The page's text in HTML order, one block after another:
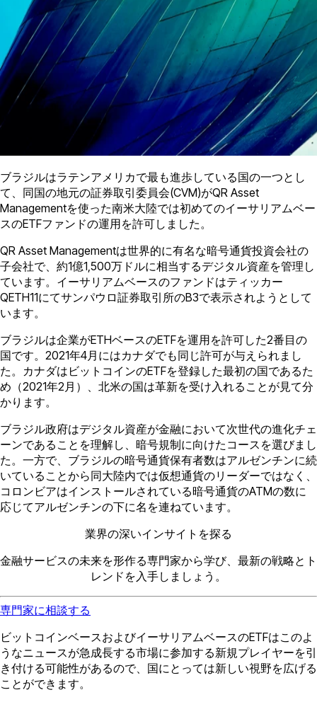
ブラジルはラテンアメリカで最も進歩している国の一つとし
て、同国の地元の証券取引委員会(CVM)がQR Asset
Managementを使った南米大陸では初めてのイーサリアムベー
スのETFファンドの運用を許可しました。
QR Asset Managementは世界的に有名な暗号通貨投資会社の
子会社で、約1億1,500万ドルに相当するデジタル資産を管理し
ています。イーサリアムベースのファンドはティッカー
QETH11にてサンパウロ証券取引所のB3で表示されようとして
います。
ブラジルは企業がETHベースのETFを運用を許可した2番目の
国です。2021年4月にはカナダでも同じ許可が与えられまし
た。カナダはビットコインのETFを登録した最初の国であるた
め（2021年2月）、北米の国は革新を受け入れることが見て分
かります。
ブラジル政府はデジタル資産が金融において次世代の進化チェ
ーンであることを理解し、暗号規制に向けたコースを選びまし
た。一方で、ブラジルの暗号通貨保有者数はアルゼンチンに続
いていることから同大陸内では仮想通貨のリーダーではなく、
コロンビアはインストールされている暗号通貨のATMの数に
応じてアルゼンチンの下に名を連ねています。
業界の深いインサイトを探る
金融サービスの未来を形作る専門家から学び、最新の戦略とト
レンドを入手しましょう。
専門家に相談する
ビットコインベースおよびイーサリアムベースのETFはこのよ
うなニュースが急成長する市場に参加する新規プレイヤーを引
き付ける可能性があるので、国にとっては新しい視野を広げる
ことができます。